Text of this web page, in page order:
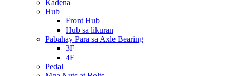
Kadena
Hub
Front Hub
Hub sa likuran
Pabahay Para sa Axle Bearing
3F
4F
Pedal